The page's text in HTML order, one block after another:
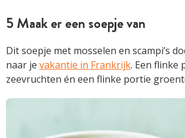
5 Maak er een soepje van
Dit soepje met mosselen en scampi’s
naar je vakantie in Frankrijk. Een flinke
zeevruchten én een flinke portie